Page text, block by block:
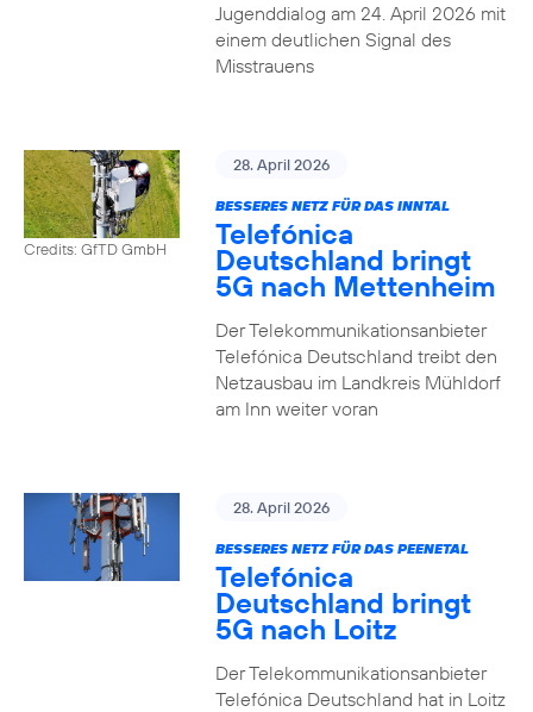
Jugenddialog am 24. April 2026 mit
einem deutlichen Signal des
Misstrauens
Credits: GfTD GmbH
28. April 2026
BESSERES NETZ FÜR DAS INNTAL
Telefónica
Deutschland bringt
5G nach Mettenheim
Der Telekommunikationsanbieter
Telefónica Deutschland treibt den
Netzausbau im Landkreis Mühldorf
am Inn weiter voran
28. April 2026
BESSERES NETZ FÜR DAS PEENETAL
Telefónica
Deutschland bringt
5G nach Loitz
Der Telekommunikationsanbieter
Telefónica Deutschland hat in Loitz